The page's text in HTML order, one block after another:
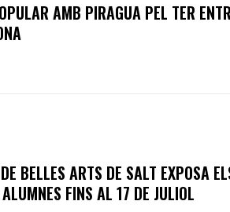
AMB PIRAGUA PEL TER
BELLES ARTS DE SALT EXPOSA
FINS AL 17 DE JULIOL